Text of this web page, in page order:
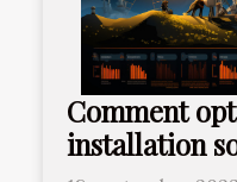
Comment
installation